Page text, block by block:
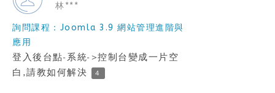
林***
詢問課程：Joomla 3.9 網站管理進階與
應用
登入後台點-系統->控制台變成一片空
白,請教如何解決
4